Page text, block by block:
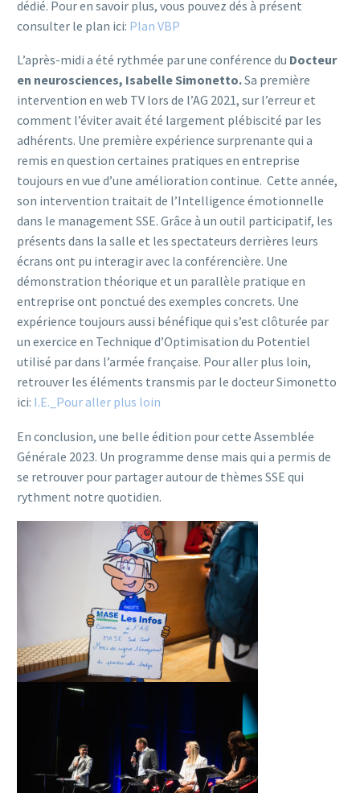
dédié. Pour en savoir plus, vous pouvez dés à présent
consulter le plan ici: Plan VBP
L’après-midi a été rythmée par une conférence du Docteur
en neurosciences, Isabelle Simonetto.Sa première
intervention en web TV lors de l’AG 2021, sur l’erreur et
comment l’éviter avait été largement plébiscité par les
adhérents. Une première expérience surprenante qui a
remis en question certaines pratiques en entreprise
toujours en vue d’une amélioration continue. Cette année,
son intervention traitait de l’Intelligence émotionnelle
dans le management SSE. Grâce à un outil participatif, les
présents dans la salle et les spectateurs derrières leurs
écrans ont pu interagir avec la conférencière. Une
démonstration théorique et un parallèle pratique en
entreprise ont ponctué des exemples concrets. Une
expérience toujours aussi bénéfique qui s’est clôturée par
un exercice en Technique d’Optimisation du Potentiel
utilisé par dans l’armée française. Pour aller plus loin,
retrouver les éléments transmis par le docteur Simonetto
ici: I.E._Pour aller plus loin
En conclusion, une belle édition pour cette Assemblée
Générale 2023. Un programme dense mais qui a permis de
se retrouver pour partager autour de thèmes SSE qui
rythment notre quotidien.